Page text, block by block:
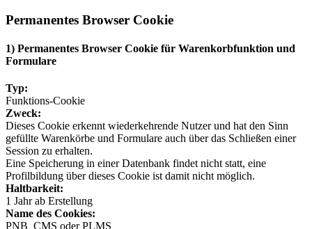
Permanentes Browser Cookie
1) Permanentes Browser Cookie für Warenkorbfunktion und
Formulare
Typ:
Funktions-Cookie
Zweck:
Dieses Cookie erkennt wiederkehrende Nutzer und hat den Sinn
gefüllte Warenkörbe und Formulare auch über das Schließen einer
Session zu erhalten.
Eine Speicherung in einer Datenbank findet nicht statt, eine
Profilbildung über dieses Cookie ist damit nicht möglich.
Haltbarkeit:
1 Jahr ab Erstellung
Name des Cookies:
PNB_CMS oder PLMS